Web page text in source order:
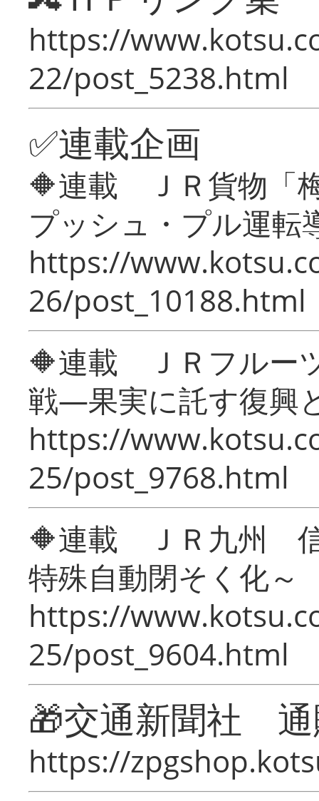
https://
22/post_5238.html
✅連載企画
🔶連載 ＪＲ貨物「
プッシュ・プル運転
https://
26/post_10188.html
🔶連載 ＪＲフルー
戦―果実に託す復興
https://
25/post_9768.html
🔶連載 ＪＲ九州 信
特殊自動閉そく化～
https://
25/post_9604.html
🎁交通新聞社
https://